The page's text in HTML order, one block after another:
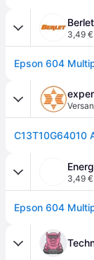
Berlet
3,49
Epson 604
3,49
Epson 604